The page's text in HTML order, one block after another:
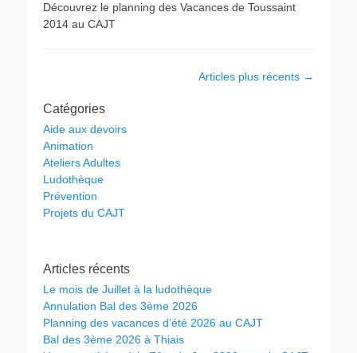
Découvrez le planning des Vacances de Toussaint
2014 au CAJT
articles
Articles plus récents →
Catégories
Aide aux devoirs
Animation
Ateliers Adultes
Ludothèque
Prévention
Projets du CAJT
Articles récents
Le mois de Juillet à la ludothèque
Annulation Bal des 3ème 2026
Planning des vacances d’été 2026 au CAJT
Bal des 3ème 2026 à Thiais